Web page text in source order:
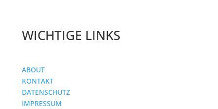
WICHTIGE LINKS
ABOUT
KONTAKT
DATENSCHUTZ
IMPRESSUM